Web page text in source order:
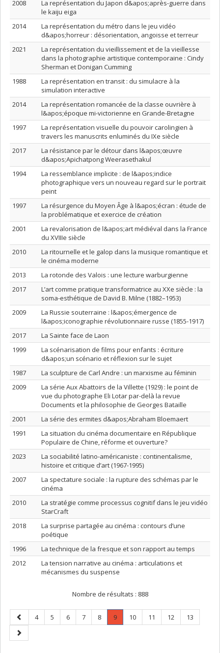
2008
La représentation du Japon d&apos;après-guerre dans
le kaiju eiga
2014
La représentation du métro dans le jeu vidéo
d&apos;horreur : désorientation, angoisse et terreur
2021
La représentation du vieillissement et de la vieillesse
dans la photographie artistique contemporaine : Cindy
Sherman et Donigan Cumming
1988
La représentation en transit : du simulacre à la
simulation interactive
2014
La représentation romancée de la classe ouvrière à
l&apos;époque mi-victorienne en Grande-Bretagne
1997
La représentation visuelle du pouvoir carolingien à
travers les manuscrits enluminés du IXe siècle
2017
La résistance par le détour dans l&apos;œuvre
d&apos;Apichatpong Weerasethakul
1994
La ressemblance implicite : de l&apos;indice
photographique vers un nouveau regard sur le portrait
peint
1997
La résurgence du Moyen Âge à l&apos;écran : étude de
la problématique et exercice de création
2001
La revalorisation de l&apos;art médiéval dans la France
du XVIIIe siècle
2010
La ritournelle et le galop dans la musique romantique et
le cinéma moderne
2013
La rotonde des Valois : une lecture warburgienne
2017
L’art comme pratique transformatrice au XXe siècle : la
soma-esthétique de David B. Milne (1882–1953)
2009
La Russie souterraine : l&apos;émergence de
l&apos;iconographie révolutionnaire russe (1855-1917)
2017
La Sainte face de Laon
1999
La scénarisation de films pour enfants : écriture
d&apos;un scénario et réflexion sur le sujet
1987
La sculpture de Carl Andre : un marxisme au féminin
2009
La série Aux Abattoirs de la Villette (1929) : le point de
vue du photographe Eli Lotar par-delà la revue
Documents et la philosophie de Georges Bataille
2001
La série des ermites d&apos;Abraham Bloemaert
1991
La situation du cinéma documentaire en République
Populaire de Chine, réforme et ouverture?
2023
La sociabilité latino-américaniste : continentalisme,
histoire et critique d’art (1967-1995)
2007
La spectature sociale : la rupture des schémas par le
cinéma
2010
La stratégie comme processus cognitif dans le jeu vidéo
StarCraft
2018
La surprise partagée au cinéma : contours d’une
poétique
1996
La technique de la fresque et son rapport au temps
2012
La tension narrative au cinéma : articulations et
mécanismes du suspense
Nombre de résultats : 888
Page
précédente
Page
4 Page
5 Page
6 Page
7 Page
8 Page
9.
Page
Page
10 Page
11 Page
12 Page
13
Page
suivante